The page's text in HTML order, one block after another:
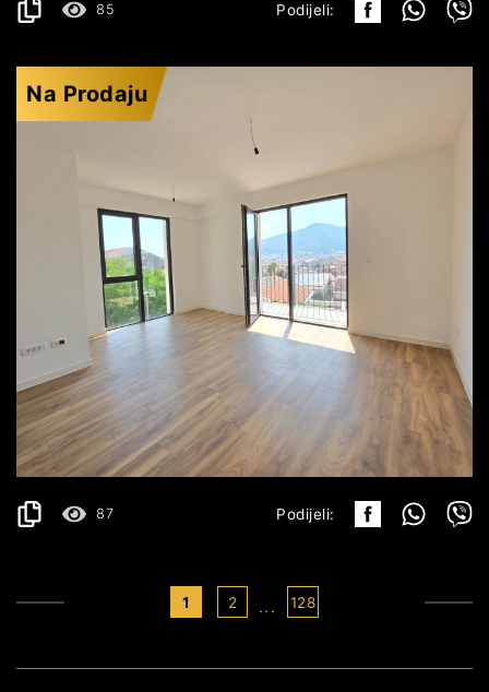
85 Podijeli:
Na Prodaju
BUDVA
229.590€
51 m
DETALJI
87 Podijeli:
1 2 ... 128